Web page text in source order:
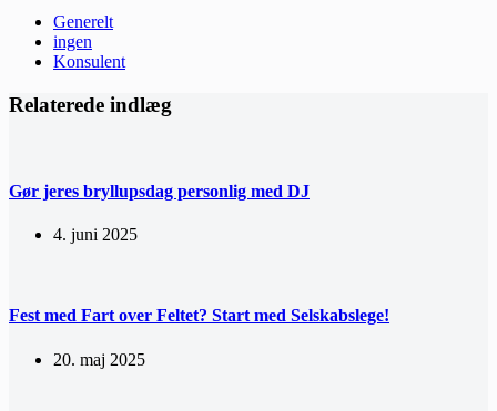
Generelt
ingen
Konsulent
Relaterede indlæg
Gør jeres bryllupsdag personlig med DJ
4. juni 2025
Fest med Fart over Feltet? Start med Selskabslege!
20. maj 2025